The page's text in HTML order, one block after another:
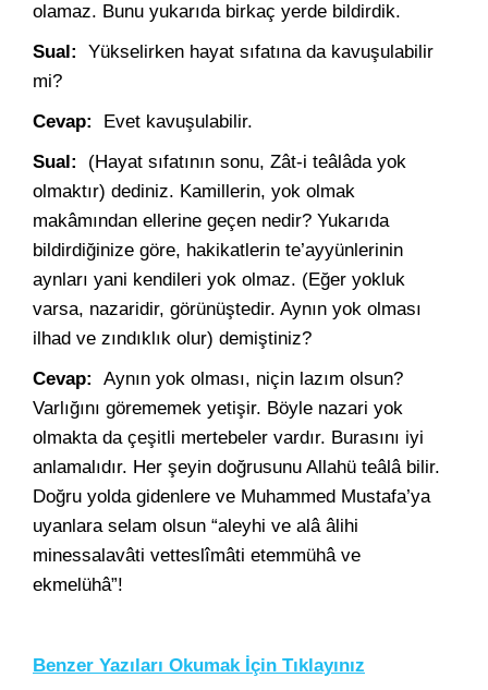
olamaz. Bunu yukarıda birkaç yerde bildirdik.
Sual: Yükselirken hayat sıfatına da kavuşulabilir
mi?
Cevap: Evet kavuşulabilir.
Sual: (Hayat sıfatının sonu, Zât-i teâlâda yok
olmaktır) dediniz. Kamillerin, yok olmak
makâmından ellerine geçen nedir? Yukarıda
bildirdiğinize göre, hakikatlerin te’ayyünlerinin
aynları yani kendileri yok olmaz. (Eğer yokluk
varsa, nazaridir, görünüştedir. Aynın yok olması
ilhad ve zındıklık olur) demiştiniz?
Cevap: Aynın yok olması, niçin lazım olsun?
Varlığını görememek yetişir. Böyle nazari yok
olmakta da çeşitli mertebeler vardır. Burasını iyi
anlamalıdır. Her şeyin doğrusunu Allahü teâlâ bilir.
Doğru yolda gidenlere ve Muhammed Mustafa’ya
uyanlara selam olsun “aleyhi ve alâ âlihi
minessalavâti vetteslîmâti etemmühâ ve
ekmelühâ”!
Benzer Yazıları Okumak İçin Tıklayınız